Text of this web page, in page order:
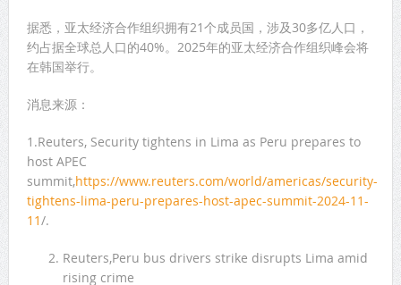
据悉，亚太经济合作组织拥有21个成员国，涉及30多亿人口，
约占据全球总人口的40%。2025年的亚太经济合作组织峰会将
在韩国举行。
消息来源：
1.Reuters, Security tightens in Lima as Peru prepares to
host APEC
summit,https://www.reuters.com/world/americas/security-
tightens-lima-peru-prepares-host-apec-summit-2024-11-
11/.
Reuters,Peru bus drivers strike disrupts Lima amid
rising crime